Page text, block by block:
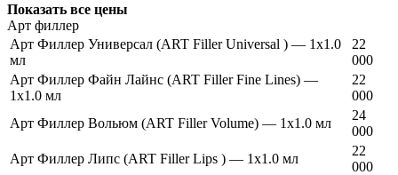
Показать все цены
Арт филлер
Арт Филлер Универсал (ART Filler Universal ) — 1х1.0
мл
22
000
Арт Филлер Файн Лайнс (ART Filler Fine Lines) —
1х1.0 мл
22
000
Арт Филлер Вольюм (ART Filler Volume) — 1х1.0 мл
24
000
Арт Филлер Липс (ART Filler Lips ) — 1х1.0 мл
22
000